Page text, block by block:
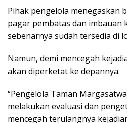
Pihak pengelola menegaskan
pagar pembatas dan imbauan
sebenarnya sudah tersedia di
Namun, demi mencegah
akan diperketat ke depannya.
“Pengelola Taman
melakukan evaluasi dan
mencegah terulangnya